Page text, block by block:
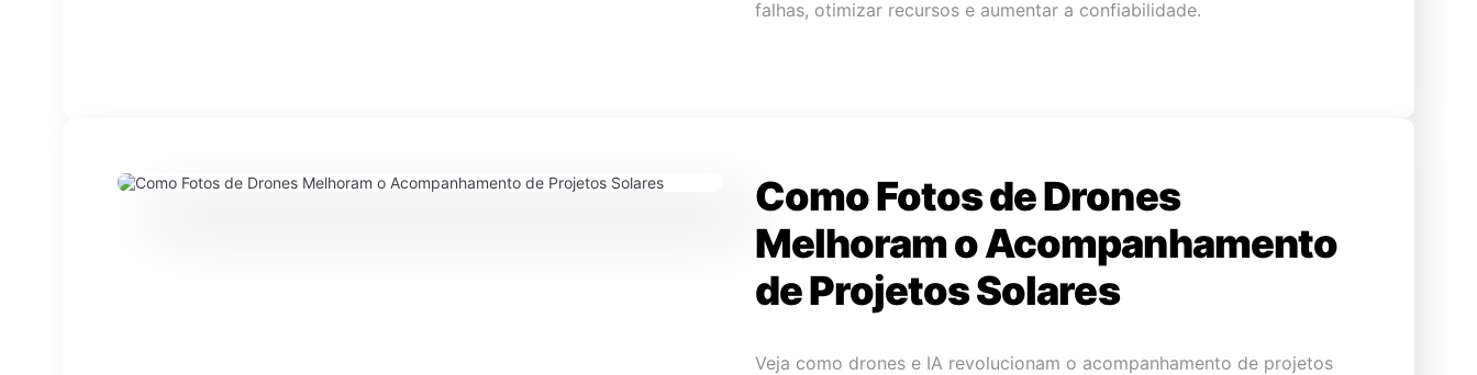
falhas, otimizar recursos e aumentar a confiabilidade.
Como Fotos de Drones
Melhoram o Acompanhamento
de Projetos Solares
Veja como drones e IA revolucionam o acompanhamento de projetos